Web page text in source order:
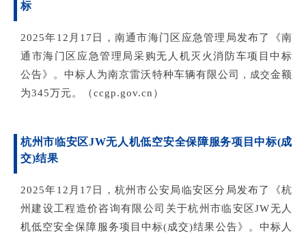
标
2025年12月17日 ， 南通市海门区应急管理局发布了
《南
通市海门区应急管理局采购无人机灭火消防车项目中标
公告》。中标人为南京雷沃特种车辆有限公司 ，成交金额
为345万元。（ccgp.gov.cn）
杭州市临安区JW无人机低空安全保障服务项目中标(成
交)结果
2025年12月17日 ， 杭州市公安局临安区分局发布了
《杭
州建设工程造价咨询有限公司关于杭州市临安区JW无人
机低空安全保障服务项目中标(成交)结果公告》。 中标人